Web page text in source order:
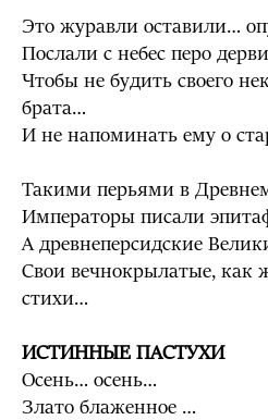
Это журавли оставили…
Послали с небес перо
Чтобы не будить своего
брата…
И не напоминать ему о
Такими перьями в
Императоры писали
А древнеперсидские
Свои вечнокрылатые, как
стихи…
ИСТИННЫЕ ПАСТУХИ
Осень… осень…
Злато блаженное …